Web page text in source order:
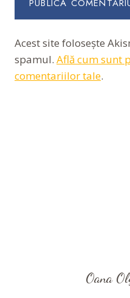
Acest site folosește
spamul. Află cum sunt
comentariilor tale.
Oana